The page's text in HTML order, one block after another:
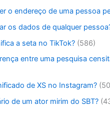
o endereço de uma pessoa
os dados de qualquer
a seta no TikTok? (586)
entre uma pesquisa
de XS no Instagram?
de um ator mirim do SBT?